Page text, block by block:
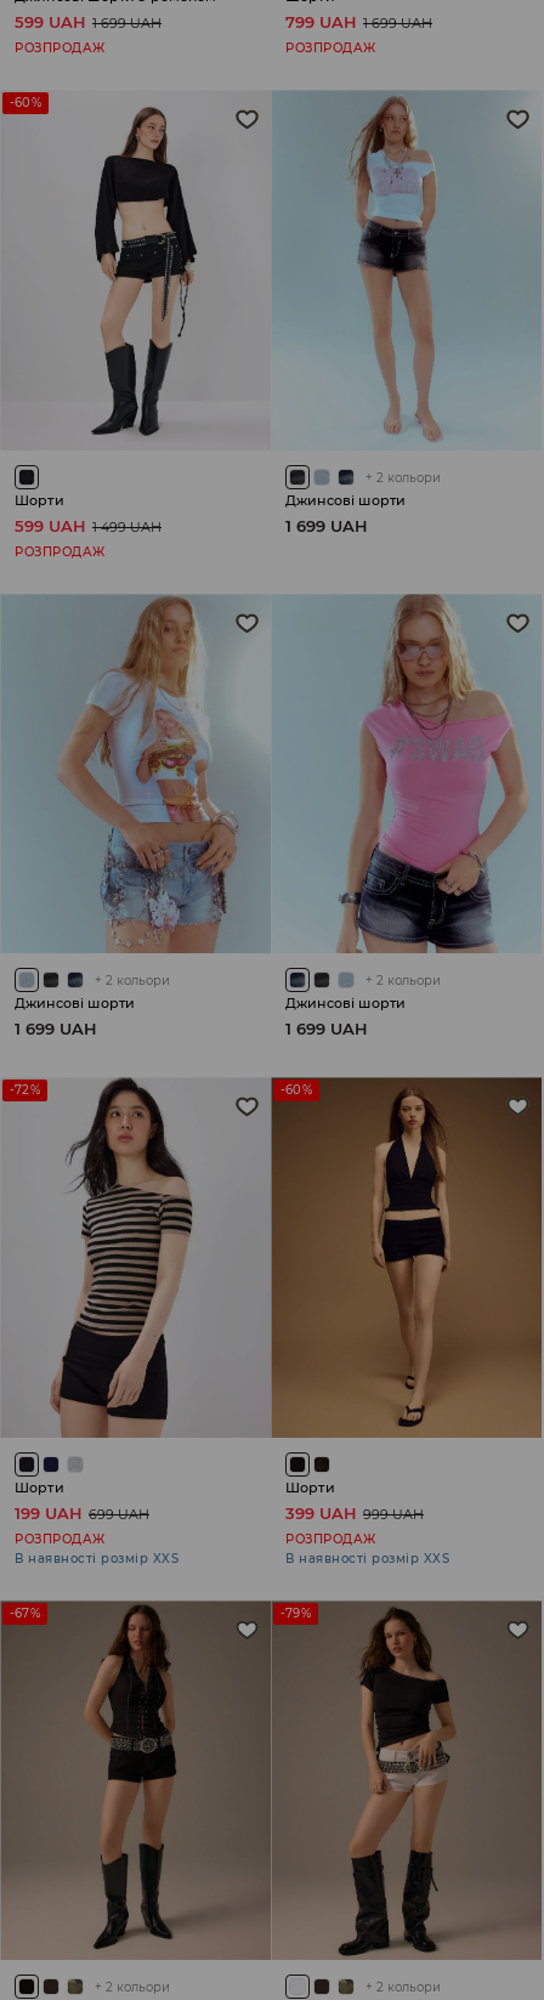
599 UAH 1 699 UAH
РОЗПРОДАЖ
799 UAH 1 699 UAH
РОЗПРОДАЖ
-60%
Шорти
599 UAH 1 499 UAH
РОЗПРОДАЖ
+ 2 кольори
Джинсові шорти
1 699 UAH
+ 2 кольори
Джинсові шорти
1 699 UAH
+ 2 кольори
Джинсові шорти
1 699 UAH
-72%
Шорти
199 UAH 699 UAH
РОЗПРОДАЖ
В наявності розмір XXS
-60%
Шорти
399 UAH 999 UAH
РОЗПРОДАЖ
В наявності розмір XXS
-67%
+ 2 кольори
-79%
+ 2 кольори